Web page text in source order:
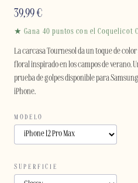
39,99€
★ Gana 40 puntos con el Coquelicot
La carcasa Tournesol da un toque de
floral inspirado en los campos de verano.
prueba de golpes disponible para
iPhone.
MODELO
SUPERFICIE